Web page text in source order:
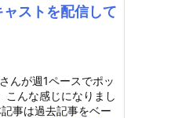
ストを配信して
んが週1ペースでポッ
こんな感じになりまし
事は過去記事をベー